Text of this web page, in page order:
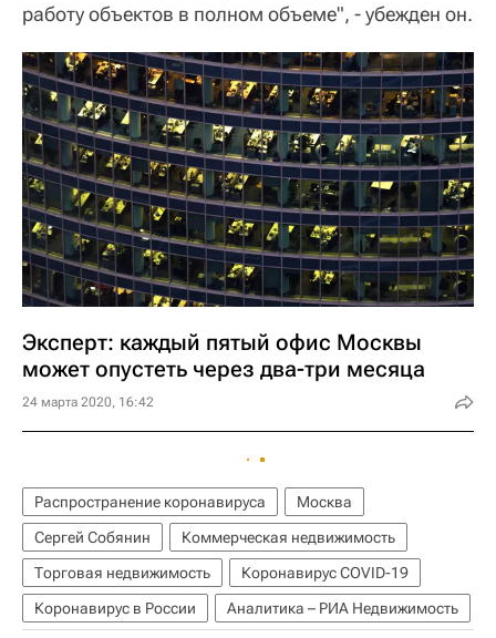
работу объектов в полном объеме", - убежден он.
Эксперт: каждый пятый офис Москвы
может опустеть через два-три месяца
24 марта 2020, 16:42
Распространение коронавируса
Москва
Сергей Собянин
Коммерческая недвижимость
Торговая недвижимость
Коронавирус COVID-19
Коронавирус в России
Аналитика – РИА Недвижимость